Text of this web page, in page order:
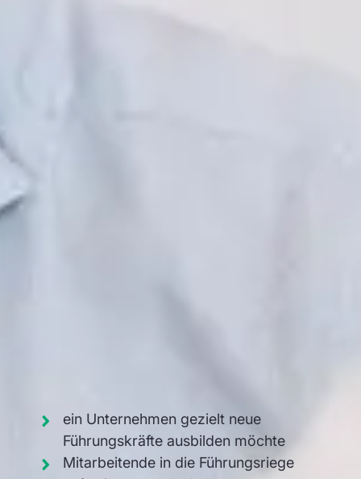
ein Unternehmen gezielt neue
Führungskräfte ausbilden möchte
Mitarbeitende in die Führungsriege